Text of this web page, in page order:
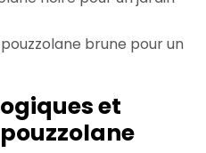
brune pour un
et